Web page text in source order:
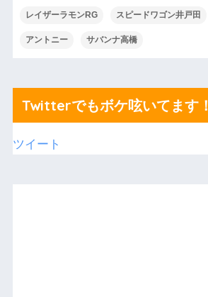
レイザーラモンRG スピードワゴン井戸田
アントニー サバンナ高橋
Twitterでもボケ呟いてます！
ツイート